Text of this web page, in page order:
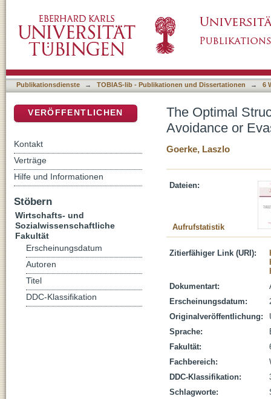
Publikationsdienste → TOBIAS-lib - Publikationen und Dissertationen → 6
The Optimal
Avoidance or
Goerke, Laszlo
Dateien:
Aufrufstatistik
Zitierfähiger Link (URI):
Dokumentart:
Erscheinungsdatum:
Originalveröffentlichung:
Sprache:
Fakultät:
Fachbereich:
DDC-Klassifikation:
Schlagworte:
VERÖFFENTLICHEN
Kontakt
Verträge
Hilfe und Informationen
Stöbern
Wirtschafts- und
Sozialwissenschaftliche
Fakultät
Erscheinungsdatum
Autoren
Titel
DDC-Klassifikation